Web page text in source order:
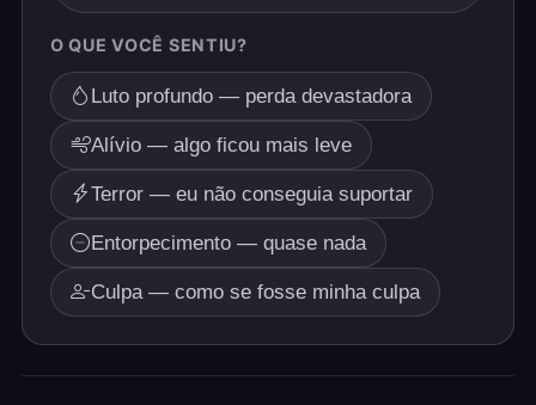
O QUE VOCÊ SENTIU?
Luto profundo — perda devastadora
Alívio — algo ficou mais leve
Terror — eu não conseguia suportar
Entorpecimento — quase nada
Culpa — como se fosse minha culpa